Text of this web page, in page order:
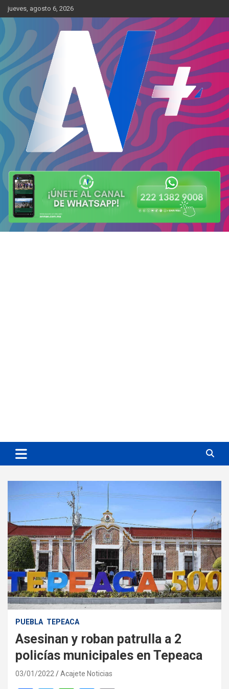
Skip
to
content
jueves, agosto 6, 2026
AN Más
Más cerca de ti
PUEBLA TEPEACA
Asesinan y roban patrulla a 2
policías municipales en Tepeaca
03/01/2022 Acajete Noticias